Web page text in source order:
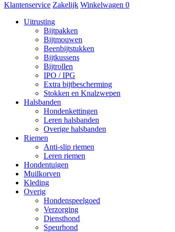
Klantenservice Zakelijk Winkelwagen 0
Uitrusting
Bijtpakken
Bijtmouwen
Beenbijtstukken
Bijtkussens
Bijtrollen
IPO / IPG
Extra bijtbescherming
Stokken en Knalzwepen
Halsbanden
Hondenkettingen
Leren halsbanden
Overige halsbanden
Riemen
Anti-slip riemen
Leren riemen
Hondentuigen
Muilkorven
Kleding
Overig
Hondenspeelgoed
Verzorging
Diensthond
Speurhond